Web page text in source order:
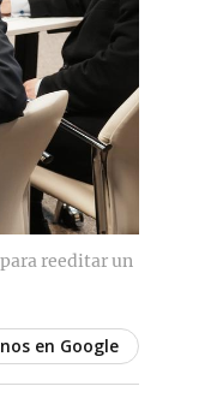
reeditar un
en Google